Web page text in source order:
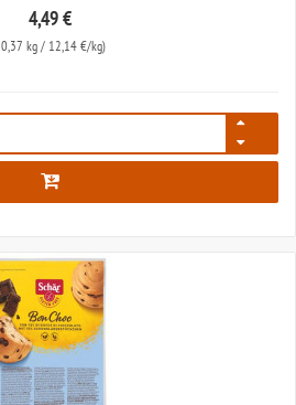
4,49 €
0,37 kg/ 12,14 €/kg)
1450